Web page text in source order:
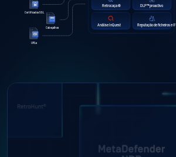
Cabeçalhos
Certificados SSL
URLs
Retrocaça®
Análise InQuest
DLP™ proactivo
Reputação de ficheiros e IP